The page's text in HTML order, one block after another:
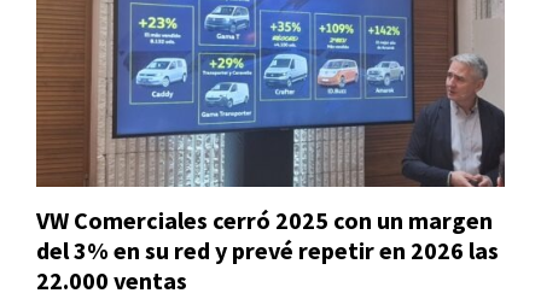
VW Comerciales cerró 2025 con un margen
del 3% en su red y prevé repetir en 2026 las
22.000 ventas